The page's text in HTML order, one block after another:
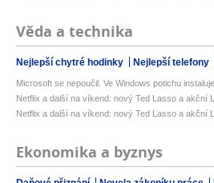
Věda a technika
Nejlepší chytré hodinky Nejlepší telefony
Microsoft se nepoučil. Ve Windows potichu
Netflix a další na víkend: nový Ted Lasso a akční
Netflix a další na víkend: nový Ted Lasso a akční
Ekonomika a byznys